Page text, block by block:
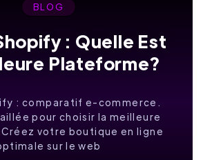
BLOG
: Quelle Est
Plateforme?
: comparatif e-commerce.
pour choisir la meilleure
votre boutique en ligne
sur le web